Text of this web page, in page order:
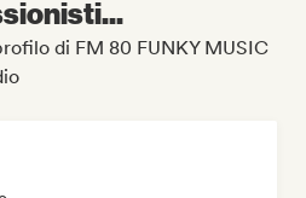
di FM 80 FUNKY MUSIC